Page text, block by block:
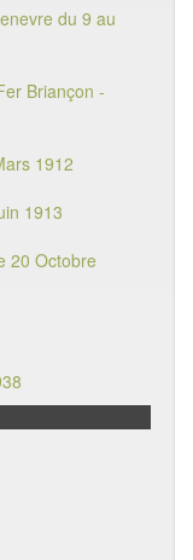
du 9 au
Briançon -
1912
1913
20 Octobre